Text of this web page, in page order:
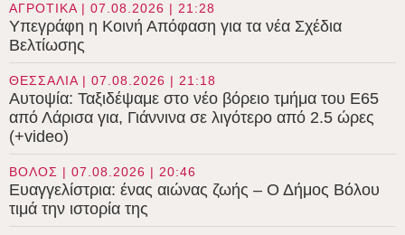
ΑΓΡΟΤΙΚΑ | 07.08.2026 | 21:28
Υπεγράφη η Κοινή Απόφαση για τα νέα Σχέδια
Βελτίωσης
ΘΕΣΣΑΛΙΑ | 07.08.2026 | 21:18
Αυτοψία: Ταξιδέψαμε στο νέο βόρειο τμήμα του Ε65
από Λάρισα για, Γιάννινα σε λιγότερο από 2.5 ώρες
(+video)
ΒΟΛΟΣ | 07.08.2026 | 20:46
Ευαγγελίστρια: ένας αιώνας ζωής – Ο Δήμος Βόλου
τιμά την ιστορία της